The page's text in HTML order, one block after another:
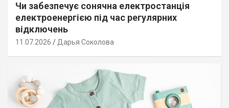
Чи забезпечує сонячна електростанція
електроенергією під час регулярних
відключень
11.07.2026 Дарья Соколова